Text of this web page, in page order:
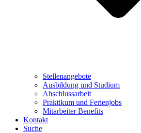
Stellenangebote
Ausbildung und Studium
Abschlussarbeit
Praktikum und Ferienjobs
Mitarbeiter Benefits
Kontakt
Suche